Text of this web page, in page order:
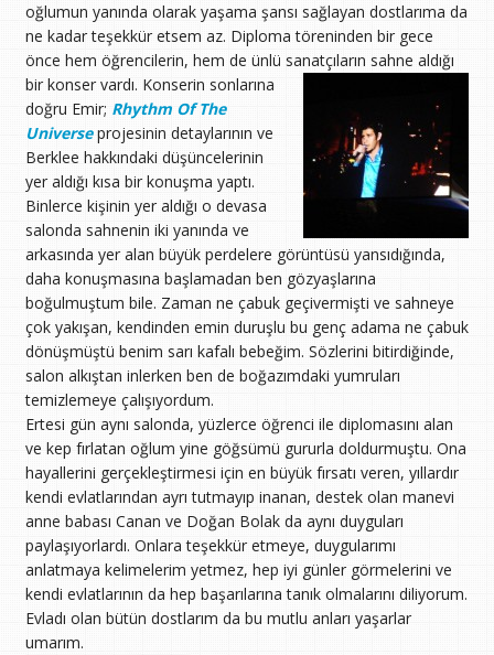
oğlumun yanında olarak yaşama şansı sağlayan dostlarıma da
ne kadar teşekkür etsem az. Diploma töreninden bir gece
önce hem öğrencilerin, hem de ünlü sanatçıların sahne aldığı
bir konser vardı. Konserin sonlarına
doğru Emir; Rhythm Of The
Universeprojesinin detaylarının ve
Berklee hakkındaki düşüncelerinin
yer aldığı kısa bir konuşma yaptı.
Binlerce kişinin yer aldığı o devasa
salonda sahnenin iki yanında ve
arkasında yer alan büyük perdelere görüntüsü yansıdığında,
daha konuşmasına başlamadan ben gözyaşlarına
boğulmuştum bile. Zaman ne çabuk geçivermişti ve sahneye
çok yakışan, kendinden emin duruşlu bu genç adama ne çabuk
dönüşmüştü benim sarı kafalı bebeğim. Sözlerini bitirdiğinde,
salon alkıştan inlerken ben de boğazımdaki yumruları
temizlemeye çalışıyordum.
Ertesi gün aynı salonda, yüzlerce öğrenci ile diplomasını alan
ve kep fırlatan oğlum yine göğsümü gururla doldurmuştu. Ona
hayallerini gerçekleştirmesi için en büyük fırsatı veren, yıllardır
kendi evlatlarından ayrı tutmayıp inanan, destek olan manevi
anne babası Canan ve Doğan Bolak da aynı duyguları
paylaşıyorlardı. Onlara teşekkür etmeye, duygularımı
anlatmaya kelimelerim yetmez, hep iyi günler görmelerini ve
kendi evlatlarının da hep başarılarına tanık olmalarını diliyorum.
Evladı olan bütün dostlarım da bu mutlu anları yaşarlar
umarım.